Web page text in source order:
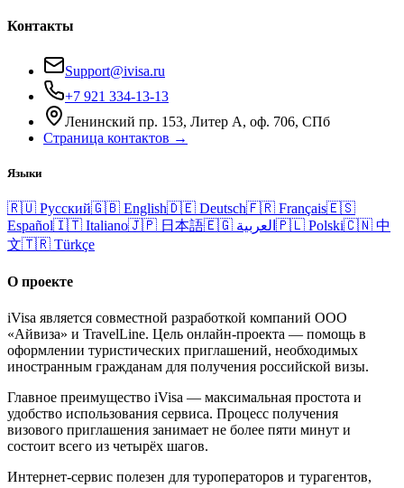
Контакты
Support@ivisa.ru
+7 921 334-13-13
Ленинский пр. 153, Литер А, оф. 706, СПб
Страница контактов →
Языки
🇷🇺 Русский🇬🇧 English🇩🇪 Deutsch🇫🇷 Français🇪🇸
Español🇮🇹 Italiano🇯🇵 日本語🇪🇬 العربية 🇵🇱 Polski🇨🇳 中
文🇹🇷 Türkçe
О проекте
iVisa является совместной разработкой компаний ООО
«Айвиза» и TravelLine. Цель онлайн-проекта — помощь в
оформлении туристических приглашений, необходимых
иностранным гражданам для получения российской визы.
Главное преимущество iVisa — максимальная простота и
удобство использования сервиса. Процесс получения
визового приглашения занимает не более пяти минут и
состоит всего из четырёх шагов.
Интернет-сервис полезен для туроператоров и турагентов,